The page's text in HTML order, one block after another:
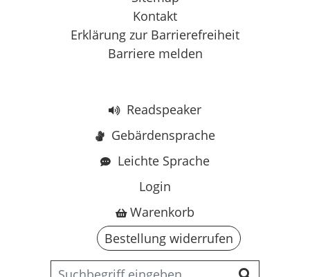
Kontakt
Erklärung zur Barrierefreiheit
Barriere melden
Readspeaker
Gebärdensprache
Leichte Sprache
Login
Warenkorb
Bestellung widerrufen